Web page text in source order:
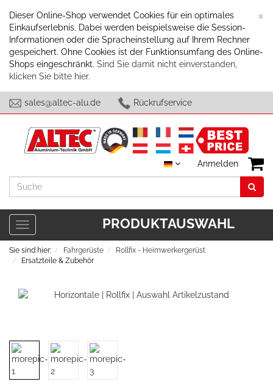
×
Dieser Online-Shop verwendet Cookies für ein optimales
Einkaufserlebnis. Dabei werden beispielsweise die Session-
Informationen oder die Spracheinstellung auf Ihrem Rechner
gespeichert. Ohne Cookies ist der Funktionsumfang des Online-
Shops eingeschränkt. Sind Sie damit nicht einverstanden,
klicken Sie bitte hier.
sales@altec-alu.de Rückrufservice
Anmelden
Suche
Toggle
navigation
PRODUKTAUSWAHL
Sie sind hier: Fahrgerüste
Rollfix - Heimwerkergerüst
Ersatzteile & Zubehör